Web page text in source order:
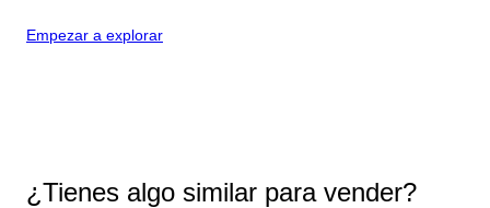
Empezar a explorar
¿Tienes algo similar para vender?